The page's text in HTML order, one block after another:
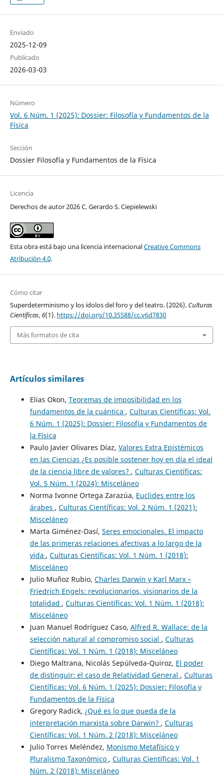
Enviado
2025-12-09
Publicado
2026-03-03
Número
Vol. 6 Núm. 1 (2025): Dossier: Filosofía y Fundamentos de la
Física
Sección
Dossier Filosofía y Fundamentos de la Física
Licencia
Derechos de autor 2026 C. Gerardo S. Ciepielewski
Esta obra está bajo una licencia internacionalCreative Commons
Atribución 4.0.
Cómo citar
Superdeterminismo y los ídolos del foro y del teatro. (2026). Culturas
Científicas,6(1). https://doi.org/10.35588/cc.v6d7830
Más formatos de cita
Artículos similares
Elias Okon, Teoremas de imposibilidad en los
fundamentos de la cuántica , Culturas Científicas: Vol.
6 Núm. 1 (2025): Dossier: Filosofía y Fundamentos de
la Física
Paulo Javier Olivares Díaz, Valores Extra Epistémicos
en las Ciencias ¿Es posible sostener hoy en día el ideal
de la ciencia libre de valores? , Culturas Científicas:
Vol. 5 Núm. 1 (2024): Misceláneo
Norma Ivonne Ortega Zarazúa, Euclides entre los
árabes , Culturas Científicas: Vol. 2 Núm. 1 (2021):
Misceláneo
Marta Giménez-Dasí, Seres emocionales. El impacto
de las primeras relaciones afectivas a lo largo de la
vida , Culturas Científicas: Vol. 1 Núm. 1 (2018):
Misceláneo
Julio Muñoz Rubio, Charles Darwin y Karl Marx –
Friedrich Engels: revolucionarios, visionarios de la
totalidad , Culturas Científicas: Vol. 1 Núm. 1 (2018):
Misceláneo
Juan Manuel Rodríguez Caso, Alfred R. Wallace: de la
selección natural al compromiso social , Culturas
Científicas: Vol. 1 Núm. 1 (2018): Misceláneo
Diego Maltrana, Nicolás Sepúlveda-Quiroz, El poder
de distinguir: el caso de Relatividad General , Culturas
Científicas: Vol. 6 Núm. 1 (2025): Dossier: Filosofía y
Fundamentos de la Física
Gregory Radick, ¿Qué es lo que queda de la
interpretación marxista sobre Darwin? , Culturas
Científicas: Vol. 1 Núm. 2 (2018): Misceláneo
Julio Torres Meléndez, Monismo Metafísico y
Pluralismo Taxonómico , Culturas Científicas: Vol. 1
Núm. 2 (2018): Misceláneo